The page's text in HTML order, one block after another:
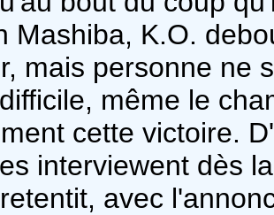
Mashiba, K.O.
mais personne ne
même le
cette victoire.
interviewent dès
avec